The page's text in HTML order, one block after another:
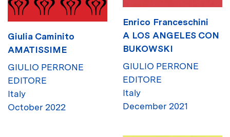
Giulia Caminito
AMATISSIME
GIULIO PERRONE
EDITORE
Italy
October 2022
Enrico Franceschini
A LOS ANGELES CON
BUKOWSKI
GIULIO PERRONE
EDITORE
Italy
December 2021